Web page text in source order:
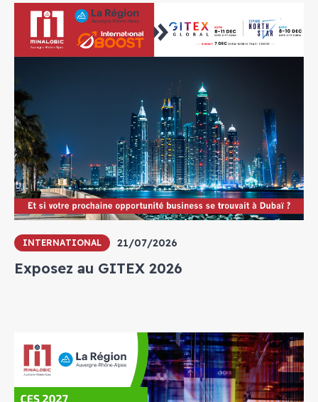
INTERNATIONAL 21/07/2026
Exposez au GITEX 2026